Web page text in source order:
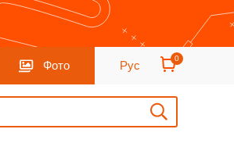
Фото Рус
0